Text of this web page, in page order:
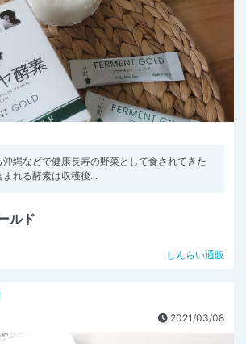
縄などで健康長寿の野菜として食されてきた
れる酵素は収穫後...
ルド
しんらい通販
2021/03/08